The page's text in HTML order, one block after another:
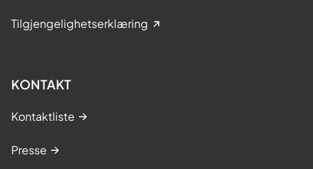
Tilgjengelighetserklæring
KONTAKT
Kontaktliste
Presse